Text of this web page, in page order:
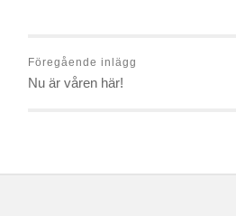
Föregående inlägg
Nu är våren här!